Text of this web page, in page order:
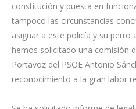
constitución y puesta en
tampoco las circunstancias
asignar a este policía y su
hemos solicitado una comisión
Portavoz del PSOE Antonio
reconocimiento a la gran labor